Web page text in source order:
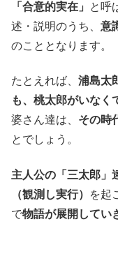
「合意的実在」
と呼
述・説明のうち、 意
のこととなります。
たとえれば、 浦島太
も、桃太郎がいなく
婆さん達は、 その時
とでしょう。
主人公の「三太郎」
（観測し実行）
を起
で物語が展開してい